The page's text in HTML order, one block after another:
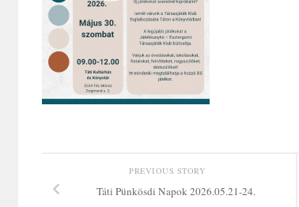
PREVIOUS STORY
Táti Pünkösdi Napok 2026.05.21-24.